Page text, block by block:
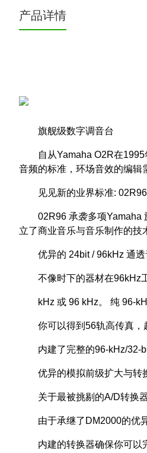
产品详情
旗舰级数字调音台
自从Yamaha O2R在
音频的标准，环场音效的编辑
见见新的业界标准:
02R96 承袭多项Yamaha
立了商业音乐与音乐制作的技
优异的 24bit / 96kHz 通
不像时下的器材在96kHz
kHz 或 96 kHz。 纯 96-
你可以得到56轨高传真
内建了完整的96-kHz/32-
优异的模拟前级扩大与转
关于最被挑剔的A/D转换
由于承继了DM2000的优
内建的转换器确保你可以